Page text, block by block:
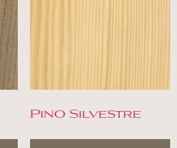
Pino Silvestre